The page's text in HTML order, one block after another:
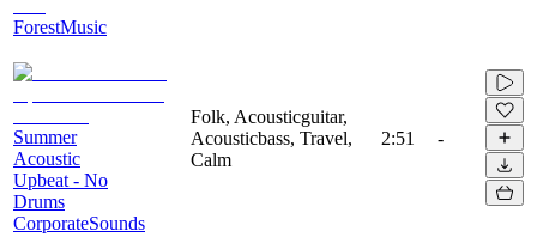
ForestMusic
Summer
Acoustic
Upbeat - No
Drums
CorporateSounds
Folk, Acousticguitar,
Acousticbass, Travel,
Calm
2:51 -